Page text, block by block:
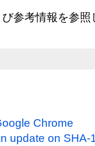
参考情報を参
Chrome
update on SHA-